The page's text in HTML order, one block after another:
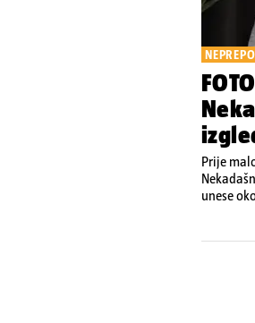
Prije
unese